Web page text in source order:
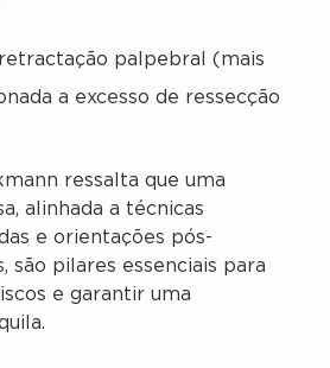
palpebral (mais
a excesso de ressecção
ressalta que uma
alinhada a técnicas
e orientações pós-
são pilares essenciais para
e garantir uma